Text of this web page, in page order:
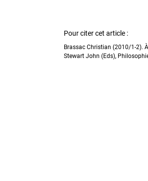
Pour citer cet article :
Brassac Christian (2010/1-2). À
Stewart John (Eds),